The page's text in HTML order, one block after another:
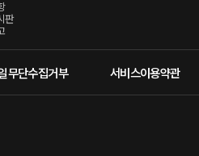
판
무단수집거부 서비스이용약관